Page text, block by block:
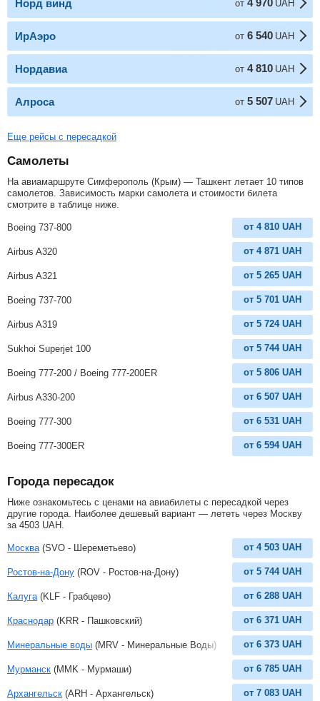
Норд винд от UAH
ИрАэро от 6 540 UAH
Нордавиа от 4 810 UAH
Алроса от 5 507 UAH
Еще рейсы с пересадкой
Самолеты
На авиамаршруте Симферополь (Крым) — Ташкент летает 10 типов
самолетов. Зависимость марки самолета и стоимости билета
смотрите в таблице ниже.
Boeing 737-800 от 4 810 UAH
Airbus A320 от 4 871 UAH
Airbus A321 от 5 265 UAH
Boeing 737-700 от 5 701 UAH
Airbus A319 от 5 724 UAH
Sukhoi Superjet 100 от 5 744 UAH
Boeing 777-200 / Boeing 777-200ER от 5 806 UAH
Airbus A330-200 от 6 507 UAH
Boeing 777-300 от 6 531 UAH
Boeing 777-300ER от 6 594 UAH
Города пересадок
Ниже ознакомьтесь с ценами на авиабилеты с пересадкой через
другие города. Наиболее дешевый вариант — лететь через Москву
за 4503 UAH
Москва (SVO - Шереметьево) от 4 503 UAH
Ростов-на-Дону (ROV - Ростов-на-Дону) от 5 744 UAH
Калуга (KLF - Грабцево) от 6 288 UAH
Краснодар (KRR - Пашковский) от 6 371 UAH
Минеральные воды (MRV - Минеральные Воды) от 6 373 UAH
Мурманск (MMK - Мурмаши) от 6 785 UAH
Архангельск (ARH - Архангельск) от 7 083 UAH